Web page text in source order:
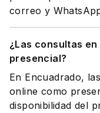
correo y
¿Las consultas
presencial?
En Encuadrado,
online como
disponibilidad del